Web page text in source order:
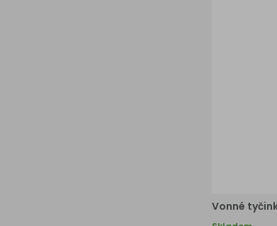
Vonné